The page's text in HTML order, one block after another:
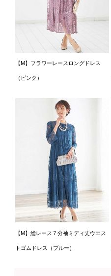
【M】フラワーレースロングドレス
（ピンク）
【M】総レース７分袖ミディ丈ウエス
トゴムドレス（ブルー）